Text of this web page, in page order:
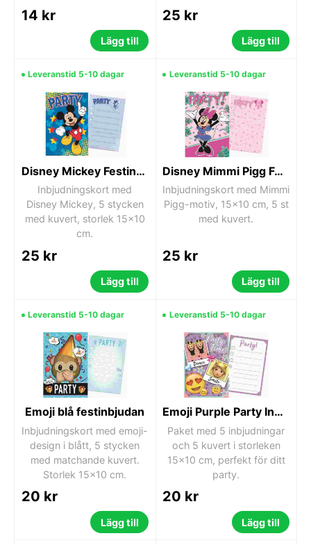
14 kr
Lägg till
25 kr
Lägg till
Leveranstid 5-10 dagar
Disney Mickey Festinbjudan
Inbjudningskort med
Disney Mickey, 5 stycken
med kuvert, storlek 15x10
cm.
25 kr
Lägg till
Leveranstid 5-10 dagar
Disney Mimmi Pigg Festinbjudan 15x10 cm
Inbjudningskort med Mimmi
Pigg-motiv, 15x10 cm, 5 st
med kuvert.
25 kr
Lägg till
Leveranstid 5-10 dagar
Emoji blå festinbjudan
Inbjudningskort med emoji-
design i blått, 5 stycken
med matchande kuvert.
Storlek 15x10 cm.
20 kr
Lägg till
Leveranstid 5-10 dagar
Emoji Purple Party Inbjudan
Paket med 5 inbjudningar
och 5 kuvert i storleken
15x10 cm, perfekt för ditt
party.
20 kr
Lägg till